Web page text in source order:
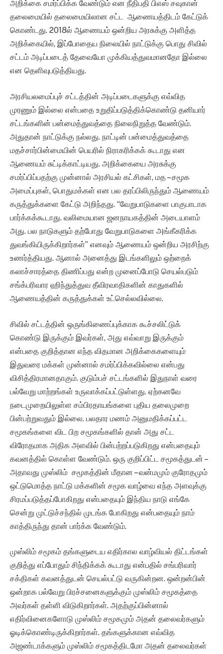
அறிக்கை சமர்ப்பிக்க வேண்டும் என நீதிபதி பிஎஸ் சவுகான்
தலைமையில் தலைமையிலான சட்ட ஆணையத்திடம் கேட்டுக்
கொண்டது. 2018ல் ஆணையம் ஒன்றிய அரசுக்கு அளித்த
அறிக்கையில், இப்போதைய நிலையில் நாட்டுக்கு பொது சிவில்
சட்டம் அடிப்படைத் தேவையோ முக்கியத்துவமானதோ இல்லை
என தெளிவுபடுத்தியது.
அரசியலமைப்புச் சட்டத்தின் அடிப்படைகளுக்கு எவ்வித
முரணும் இல்லை என்பதை உறுதிப்படுத்திக்கொண்டு தனியார்
சட்டங்களின் பன்மைத்துவத்தை நிலைநிறுத்த வேண்டும்.
அதுதான் நாட்டுக்கு நல்லது. நாட்டின் பன்மைத்துவத்தை
மதச்சார்பின்மையின் பெயரில் நிராகரிக்கக் கூடாது என
ஆணையம் சுட்டிக்காட்டியது. அறிக்கையை அரசுக்கு
சமர்ப்பிப்பதற்கு முன்னால் அரசியல் கட்சிகள், மத – சமூக
அமைப்புகள், பொதுமக்கள் என பல தரப்பிலிருந்தும் ஆணையம்
கருத்துக்களை கேட்டு அறிந்தது. “வேறுபாடுகளை பாகுபாடாக
பார்க்கக்கூடாது. வலிமையான ஜனநாயகத்தின் அடையாளம்
அது. பல நாடுகளும் தற்போது வேறுபாடுகளை அங்கீகரிக்க
துவங்கியிருக்கிறார்கள்” எனவும் ஆணையம் ஒன்றிய அரசிற்கு
உணர்த்தியது. ஆனால் அனைத்து இடங்களிலும் ஒற்றைக்
கலாச்சாரத்தை திணிப்பது என்ற முனைப்போடு செயல்படும்
சங்க்பரிவார ஹிந்துத்துவ தீவிரவாதிகளின் காதுகளில்
ஆணையத்தின் கருத்துக்கள் உட்செல்லவில்லை.
சிவில் சட்டத்தின் ஒருங்கிணைப்புக்காக கூச்சலிட்டுக்
கொண்டு இருக்கும் இவர்கள், அது எவ்வாறு இருக்கும்
என்பதை குறித்தான எந்த விதமான அறிக்கைகளையும்
இதுவரை மக்கள் முன்னால் சமர்ப்பிக்கவில்லை என்பது
விசித்திரமானதாகும். குடும்பச் சட்டங்களில் இதுநாள் வரை
பல்வேறு மாற்றங்கள் உருவாக்கப்பட்டுள்ளது. ஏற்கனவே
நடைமுறையிலுள்ள சம்பிரதாயங்களை புதிய தலைமுறை
பின்பற்றுவதும் இல்லை. பலதார மணம் அனுமதிக்கப்பட்ட
சமூகங்களை விட பிற சமூகங்களில் தான் அது சட்ட
விரோதமாக அதிக அளவில் பின்பற்றப்படுகிறது என்பதையும்
கவனத்தில் கொள்ள வேண்டும். ஒரு குறிப்பிட்ட சமூகத்துடன் –
அதாவது முஸ்லிம் சமூகத்தின் மீதான – வன்மமும் குரோதமும்
ஒட்டுமொத்த நாட்டு மக்களின் சமூக வாழ்வை எந்த அளவுக்கு
சிரமப்படுத்தப்போகிறது என்பதையும் இந்திய நாடு எங்கே
சென்று முட்டுச்சந்தில் முடங்க போகிறது என்பதையும் நாம்
காத்திருந்து தான் பார்க்க வேண்டும்.
முஸ்லிம் சமூகம் தங்களுடைய எதிர்கால வாழ்வியல் திட்டங்கள்
குறித்து எப்போதும் சிந்திக்கக் கூடாது என்பதில் சங்பரிவார்
சக்திகள் கவனத்துடன் செயல்பட்டு வருகின்றன. ஒன்றன்பின்
ஒன்றாக பல்வேறு பிரச்சனைகளுக்கும் முஸ்லிம் சமூகத்தை
அவர்கள் தள்ளி விடுகிறார்கள். அதற்குப்பின்னால்
எதிர்வினைகளோடு முஸ்லிம் சமூகமும் அதன் தலைவர்களும்
ஓடிக்கொண்டிருக்கிறார்கள். தங்களுக்கான எவ்வித
அஜண்டாக்களும் முஸ்லிம் சமூகத்திடமோ அதன் தலைவர்கள்